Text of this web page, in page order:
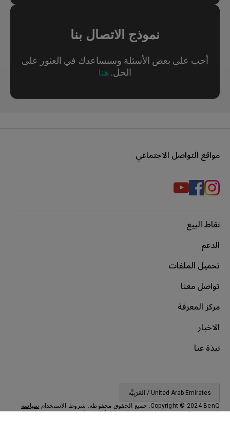
نموذج الاتصال بنا
أجب على بعض الأسئلة وسنساعدك في العثور على
الحل. هنا
مواقع التواصل الاجتماعي
نقاط البيع
الدعم
تحميل الملفات
تواصل معنا
مركز المعرفة
الاخبار
نبذة عنا
United Arab Emirates / العَرَبِيَّة
Copyright © 2024 BenQ. جميع الحقوق محفوظة. شروط الاستخدام
سياسة
الخصوصية&سياسة ملفات تعريف الارتباط (الكوكيز)